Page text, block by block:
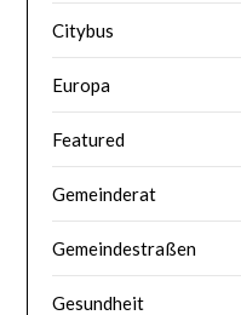
Citybus
Europa
Featured
Gemeinderat
Gemeindestraßen
Gesundheit